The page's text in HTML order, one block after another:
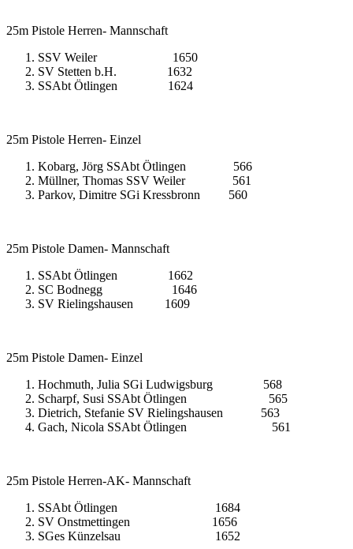
25m Pistole Herren- Mannschaft
SSV Weiler 1650
SV Stetten b.H. 1632
SSAbt Ötlingen 1624
25m Pistole Herren- Einzel
Kobarg, Jörg SSAbt Ötlingen 566
Müllner, Thomas SSV Weiler 561
Parkov, Dimitre SGi Kressbronn 560
25m Pistole Damen- Mannschaft
SSAbt Ötlingen 1662
SC Bodnegg 1646
SV Rielingshausen 1609
25m Pistole Damen- Einzel
Hochmuth, Julia SGi Ludwigsburg 568
Scharpf, Susi SSAbt Ötlingen 565
Dietrich, Stefanie SV Rielingshausen 563
Gach, Nicola SSAbt Ötlingen 561
25m Pistole Herren-AK- Mannschaft
SSAbt Ötlingen 1684
SV Onstmettingen 1656
SGes Künzelsau 1652